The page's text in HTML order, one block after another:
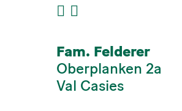
Fam. Felderer
Oberplanken 2a
Val Casies